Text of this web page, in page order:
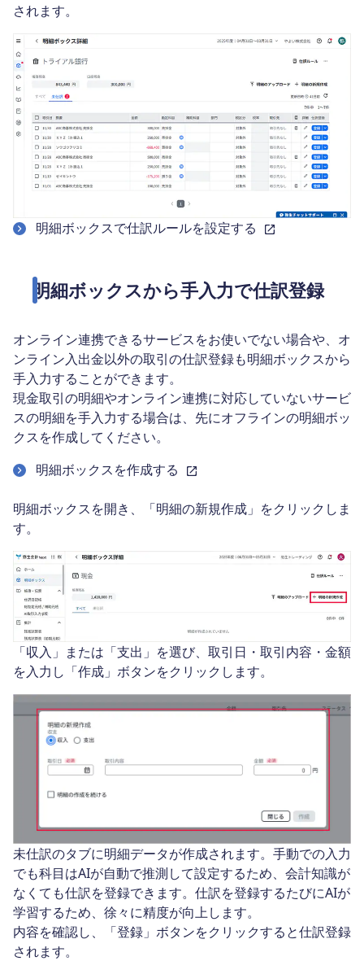
されます。
明細ボックスで仕訳ルールを設定する
明細ボックスから手入力で仕訳登録
オンライン連携できるサービスをお使いでない場合や、オ
ンライン入出金以外の取引の仕訳登録も明細ボックスから
手入力することができます。
現金取引の明細やオンライン連携に対応していないサービ
スの明細を手入力する場合は、先にオフラインの明細ボッ
クスを作成してください。
明細ボックスを作成する
明細ボックスを開き、「明細の新規作成」をクリックしま
す。
「収入」または「支出」を選び、取引日・取引内容・金額
を入力し「作成」ボタンをクリックします。
未仕訳のタブに明細データが作成されます。手動での入力
でも科目はAIが自動で推測して設定するため、会計知識が
なくても仕訳を登録できます。仕訳を登録するたびにAIが
学習するため、徐々に精度が向上します。
内容を確認し、「登録」ボタンをクリックすると仕訳登録
されます。